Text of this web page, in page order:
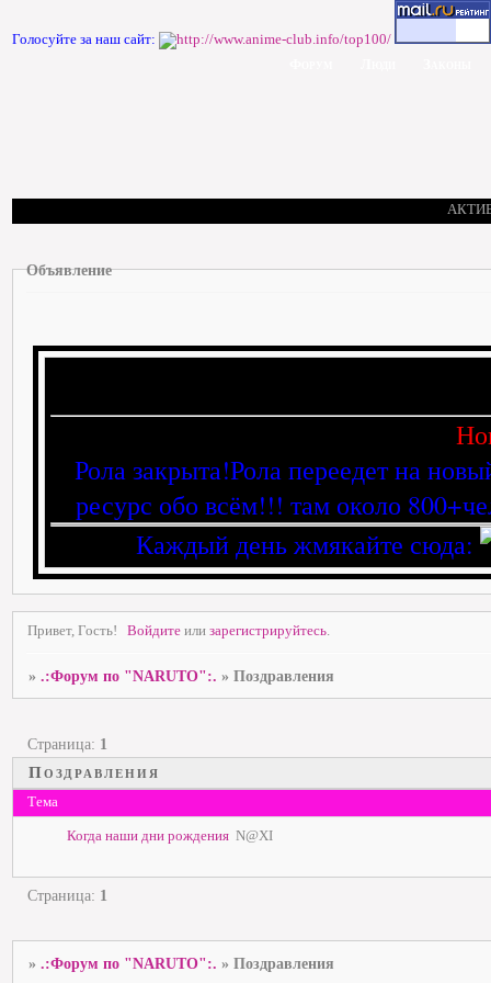
Голосуйте за наш сайт:
Объявление
Рола закрыта!Рола переедет на
ресурс обо всём!!! там около
Каждый день жмякайте сюда:
Привет, Гость! Войдите илизарегистрируйтесь.
».:Форум по "NARUTO":. »Поздравления
Поздравления
Страница: 1
Тема
Когда наши дни рождения N@XI
Страница: 1
».:Форум по "NARUTO":. »Поздравления